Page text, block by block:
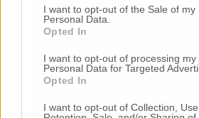
I want to opt-out of the Sale of my
Personal Data.
Opted In
I want to opt-out of processing my
Personal Data for Targeted
Opted In
I want to opt-out of Collection, Use,
Commenta
Gli articoli più letti
24 Lug-Bimbi costretti a colpirsi